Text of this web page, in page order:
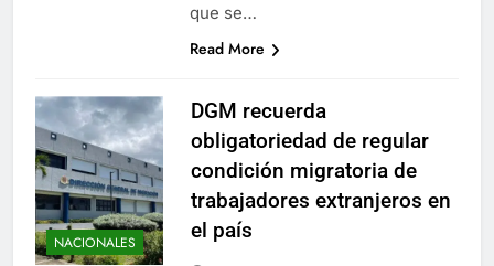
que se…
Read More
NACIONALES
DGM recuerda
obligatoriedad de regular
condición migratoria de
trabajadores extranjeros en
el país